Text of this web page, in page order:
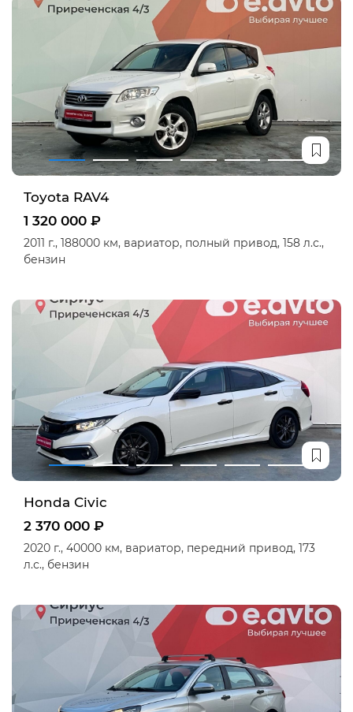
Toyota RAV4
1 320 000 ₽
2011 г., 188000 км, вариатор, полный привод, 158 л.с.,
бензин
Honda Civic
2 370 000 ₽
2020 г., 40000 км, вариатор, передний привод, 173
л.с., бензин